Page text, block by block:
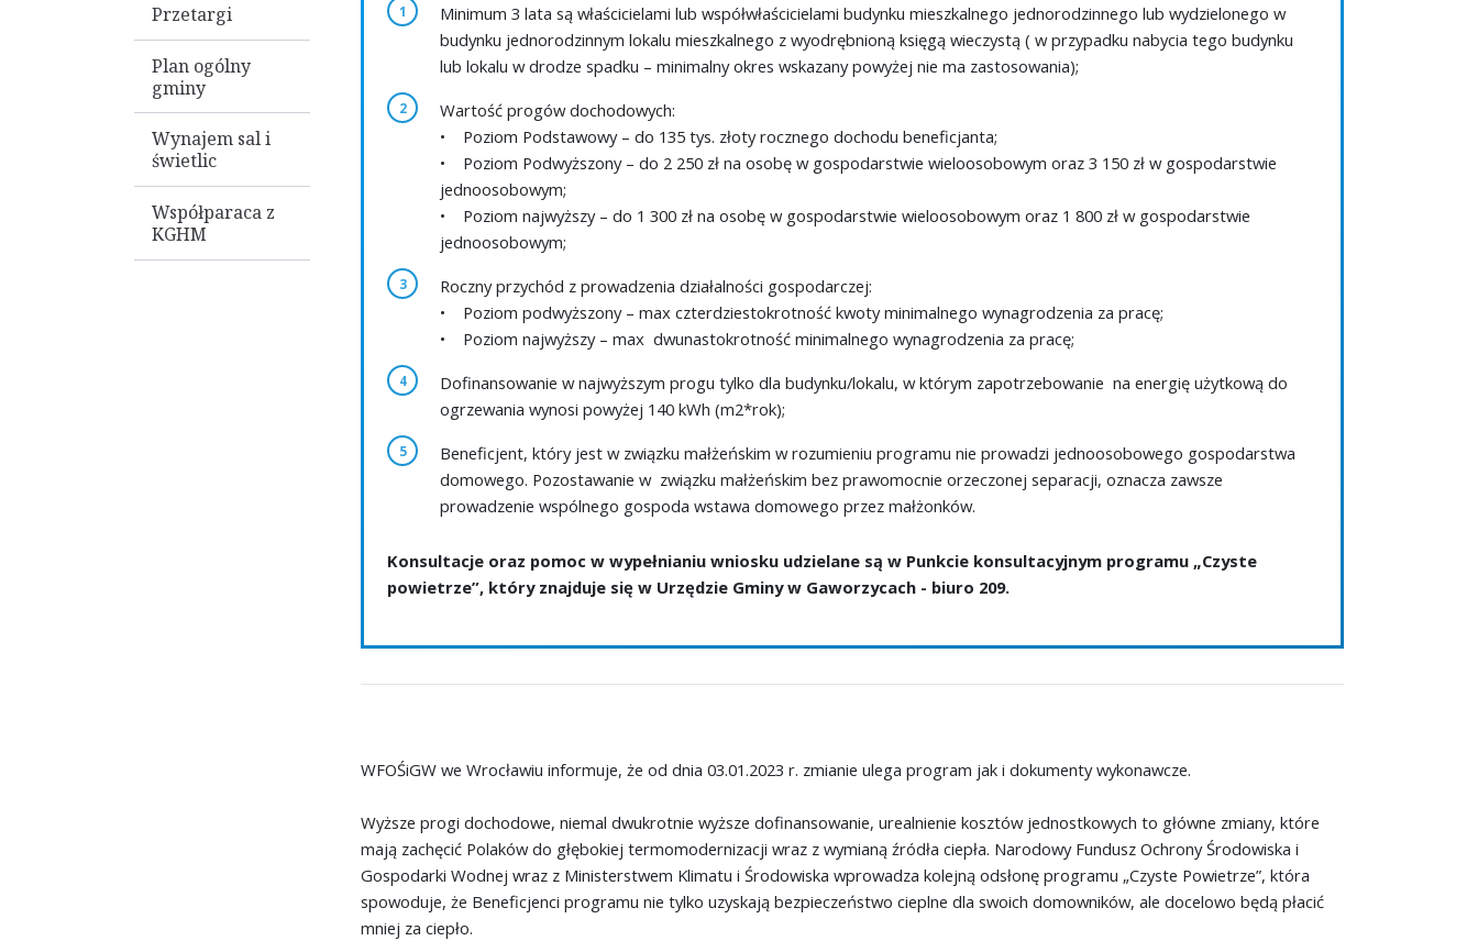
Przetargi
Plan ogólny
gminy
Wynajem sal i
świetlic
Współparaca z
KGHM
Minimum 3 lata są właścicielami lub współwłaścicielami budynku mieszkalnego jednorodzinnego lub wydzielonego w
budynku jednorodzinnym lokalu mieszkalnego z wyodrębnioną księgą wieczystą ( w przypadku nabycia tego budynku
lub lokalu w drodze spadku – minimalny okres wskazany powyżej nie ma zastosowania);
Wartość progów dochodowych:
• Poziom Podstawowy – do 135 tys. złoty rocznego dochodu beneficjanta;
• Poziom Podwyższony – do 2 250 zł na osobę w gospodarstwie wieloosobowym oraz 3 150 zł w gospodarstwie
jednoosobowym;
• Poziom najwyższy – do 1 300 zł na osobę w gospodarstwie wieloosobowym oraz 1 800 zł w gospodarstwie
jednoosobowym;
Roczny przychód z prowadzenia działalności gospodarczej:
• Poziom podwyższony – max czterdziestokrotność kwoty minimalnego wynagrodzenia za pracę;
• Poziom najwyższy – max dwunastokrotność minimalnego wynagrodzenia za pracę;
Dofinansowanie w najwyższym progu tylko dla budynku/lokalu, w którym zapotrzebowanie na energię użytkową do
ogrzewania wynosi powyżej 140 kWh (m2*rok);
Beneficjent, który jest w związku małżeńskim w rozumieniu programu nie prowadzi jednoosobowego gospodarstwa
domowego. Pozostawanie w związku małżeńskim bez prawomocnie orzeczonej separacji, oznacza zawsze
prowadzenie wspólnego gospoda wstawa domowego przez małżonków.
Konsultacje oraz pomoc w wypełnianiu wniosku udzielane są w Punkcie konsultacyjnym programu „Czyste
powietrze”, który znajduje się w Urzędzie Gminy w Gaworzycach - biuro 209.
WFOŚiGW we Wrocławiu informuje, że od dnia 03.01.2023 r. zmianie ulega program jak i dokumenty wykonawcze.
Wyższe progi dochodowe, niemal dwukrotnie wyższe dofinansowanie, urealnienie kosztów jednostkowych to główne zmiany, które
mają zachęcić Polaków do głębokiej termomodernizacji wraz z wymianą źródła ciepła. Narodowy Fundusz Ochrony Środowiska i
Gospodarki Wodnej wraz z Ministerstwem Klimatu i Środowiska wprowadza kolejną odsłonę programu „Czyste Powietrze”, która
spowoduje, że Beneficjenci programu nie tylko uzyskają bezpieczeństwo cieplne dla swoich domowników, ale docelowo będą płacić
mniej za ciepło.